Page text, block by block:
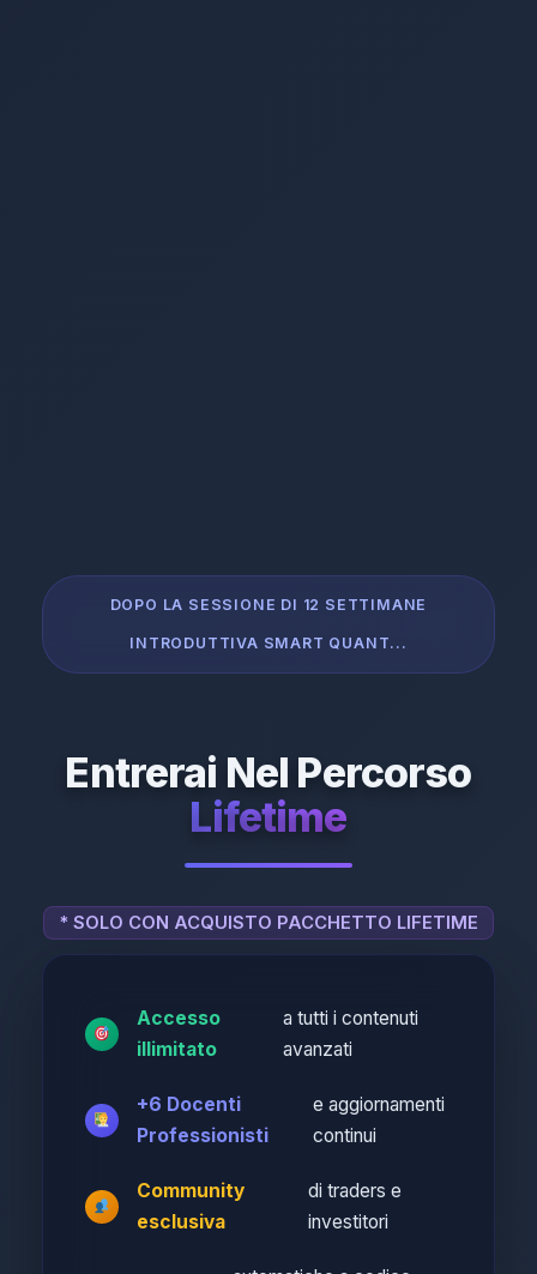
DOPO LA SESSIONE DI 12 SETTIMANE
INTRODUTTIVA SMART QUANT...
Entrerai Nel Percorso
Lifetime
* SOLO CON ACQUISTO PACCHETTO LIFETIME
Accesso
illimitato
a tutti i contenuti
avanzati
+6 Docenti
Professionisti
e aggiornamenti
continui
Community
esclusiva
di traders e
investitori